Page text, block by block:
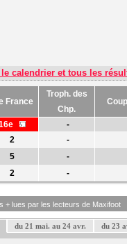
le calendrier et tous les
France
Troph. des
Chp.
-
2
-
5
-
2 -
+ lues par les lecteurs de Maxifoot
du 21 mai. au 24 avr. du 23